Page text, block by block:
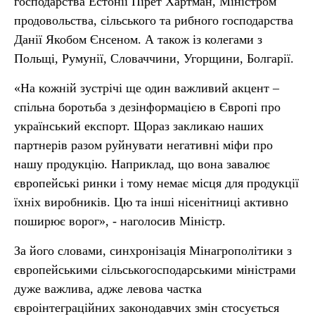
продовольства, сільського та рибного господарства
Данії Якобом Єнсеном. А також із колегами з
Польщі, Румунії, Словаччини, Угорщини, Болгарії.
«На кожній зустрічі ще один важливий акцент –
спільна боротьба з дезінформацією в Європі про
український експорт. Щораз закликаю наших
партнерів разом руйнувати негативні міфи про
нашу продукцію. Наприклад, що вона завалює
європейські ринки і тому немає місця для продукції
їхніх виробників. Цю та інші нісенітниці активно
поширює ворог», - наголосив Міністр.
За його словами, синхронізація Мінагрополітики з
європейськими сільськогосподарськими міністрами
дуже важлива, адже левова частка
євроінтеграційних законодавчих змін стосується